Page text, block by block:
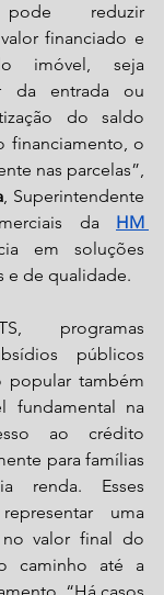
reduzir
financiado e
imóvel, seja
da entrada ou
do saldo
financiamento, o
nas parcelas”,
, Superintendente
da HM
em soluções
e de qualidade.
programas
públicos
popular também
fundamental na
ao crédito
para famílias
renda. Esses
uma
no valor final do
caminho até a